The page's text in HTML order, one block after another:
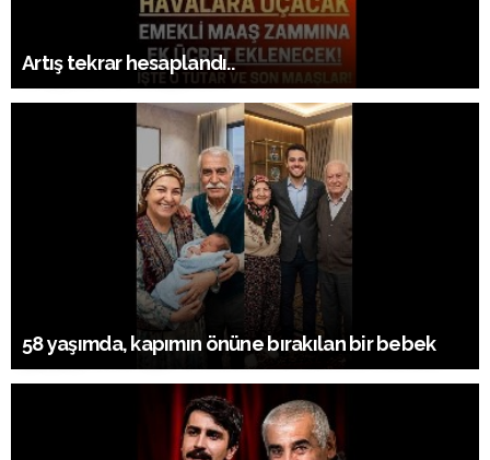
Artış tekrar hesaplandı..
58 yaşımda, kapımın önüne bırakılan bir bebek